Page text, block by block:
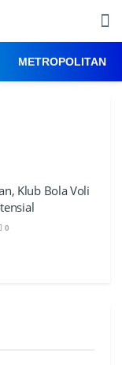
METROPOLITAN
Klub Bola Voli
0